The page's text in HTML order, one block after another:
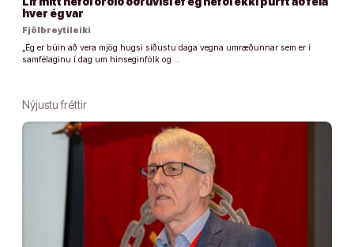
hver ég var
Fjölbreytileiki
„Ég er búin að vera mjög hugsi síðustu daga vegna umræðunnar sem er í
samfélaginu í dag um hinseginfólk og …
Nýjustu fréttir